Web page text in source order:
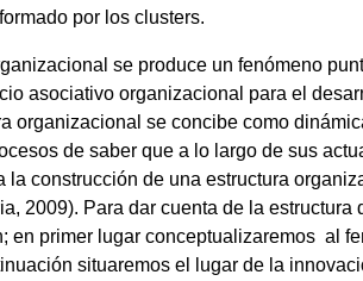
por los clusters.
se produce un fenómeno
asociativo organizacional para el
organizacional se concibe como
de saber que a lo largo de sus
construcción de una estructura
2009). Para dar cuenta de la estructura
en primer lugar conceptualizaremos al
situaremos el lugar de la